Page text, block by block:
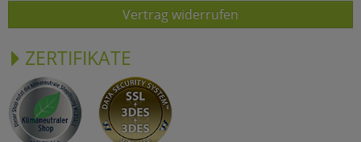
Vertrag widerrufen
ZERTIFIKATE